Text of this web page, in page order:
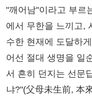
"깨어남"이라고 부르
에서 무한을 느끼고,
수한 현재에 도달하
어선 절대 생명을 일
서 흔히 던지는 선문
냐?"(父母未生前, 本